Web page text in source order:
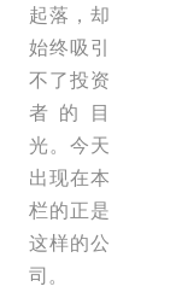
起落，却
始终吸引
不了投资
者的目
光。今天
出现在本
栏的正是
这样的公
司。